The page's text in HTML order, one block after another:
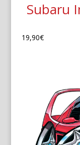
Subaru
19,90€